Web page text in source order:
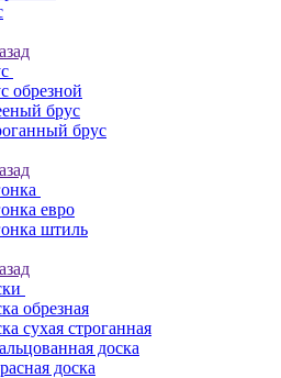
обрезной
брус
брус
евро
штиль
обрезная
сухая строганная
доска
доска